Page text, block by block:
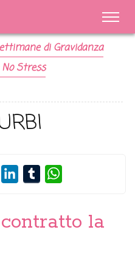
di Gravidanza
Stress
PinterestLinkedInTumblr
la